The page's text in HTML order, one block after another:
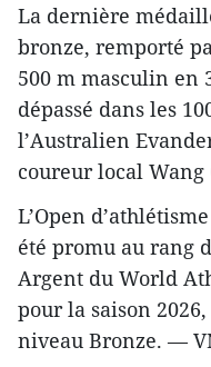
La dernière
bronze, remporté
500 m masculin en
dépassé dans les
l’Australien
coureur local Wang
L’Open
été promu au rang
Argent du World
pour la saison
niveau Bronze. —